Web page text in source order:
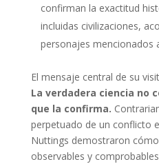
confirman la exactitud
incluidas civilizaciones,
personajes mencionados
El mensaje central de su
La verdadera ciencia no
que la confirma.
perpetuado de un conflicto
Nuttings demostraron
observables y